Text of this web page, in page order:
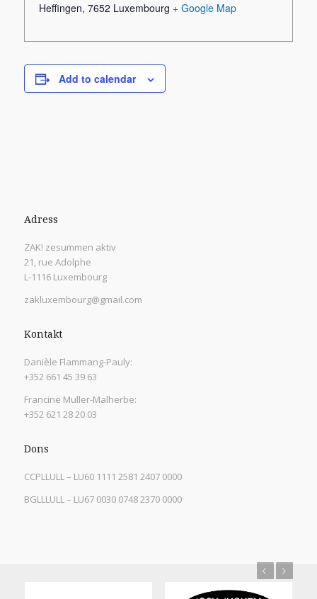
Heffingen, 7652 Luxembourg + Google Map
Add to calendar
Adress
ZAK! zesummen aktiv
21, rue Adolphe
L-1116 Luxembourg
zakluxembourg@gmail.com
Kontakt
Danièle Flammang-Pauly:
+352 661 45 39 63
Francine Muller-Malherbe:
+352 621 28 20 03
Dons
CCPLLULL – LU60 1111 2581 2407 0000
BGLLLULL – LU67 0030 0748 2370 0000